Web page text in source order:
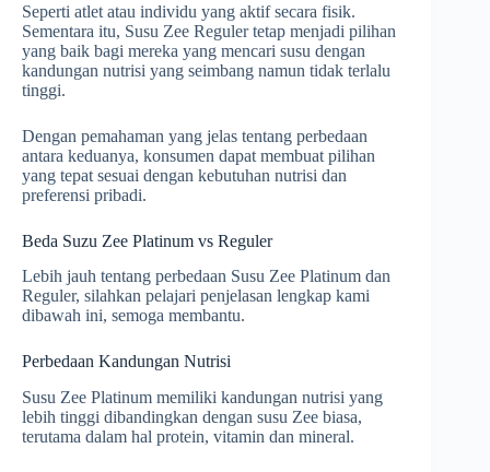
Seperti atlet atau individu yang aktif secara fisik.
Sementara itu, Susu Zee Reguler tetap menjadi pilihan
yang baik bagi mereka yang mencari susu dengan
kandungan nutrisi yang seimbang namun tidak terlalu
tinggi.
Dengan pemahaman yang jelas tentang perbedaan
antara keduanya, konsumen dapat membuat pilihan
yang tepat sesuai dengan kebutuhan nutrisi dan
preferensi pribadi.
Beda Suzu Zee Platinum vs Reguler
Lebih jauh tentang perbedaan Susu Zee Platinum dan
Reguler, silahkan pelajari penjelasan lengkap kami
dibawah ini, semoga membantu.
Perbedaan Kandungan Nutrisi
Susu Zee Platinum memiliki kandungan nutrisi yang
lebih tinggi dibandingkan dengan susu Zee biasa,
terutama dalam hal protein, vitamin dan mineral.